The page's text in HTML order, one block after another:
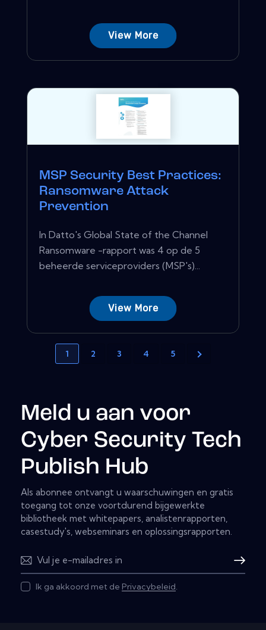
View More
MSP Security Best Practices:
Ransomware Attack
Prevention
In Datto's Global State of the Channel
Ransomware -rapport was 4 op de 5
beheerde serviceproviders (MSP's)...
View More
1 2 3 4 5
Meld u aan voor
Cyber Security Tech
Publish Hub
Als abonnee ontvangt u waarschuwingen en gratis
toegang tot onze voortdurend bijgewerkte
bibliotheek met whitepapers, analistenrapporten,
casestudy's, webseminars en oplossingsrapporten.
Ik ga akkoord met de Privacybeleid.